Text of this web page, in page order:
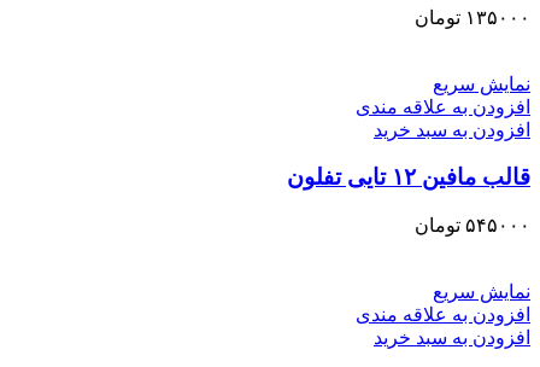
۱۳۵۰۰۰ تومان
نمایش سریع
افزودن به علاقه مندی
افزودن به سبد خرید
قالب مافین ۱۲ تایی تفلون
۵۴۵۰۰۰ تومان
نمایش سریع
افزودن به علاقه مندی
افزودن به سبد خرید